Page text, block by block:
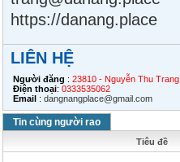
https://danang.place
LIÊN HỆ
Người đăng : 23810 - Nguyễn Thu Trang
Điện thoại: 0333535062
Email : dangnangplace@gmail.com
Tin cùng người rao
Tiêu đề